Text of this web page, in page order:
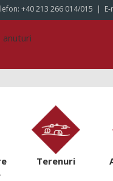
+40 213 266 014/015 | E-
Terenuri